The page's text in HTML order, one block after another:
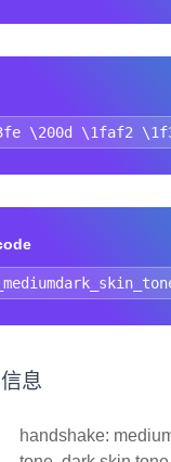
息
handshake: